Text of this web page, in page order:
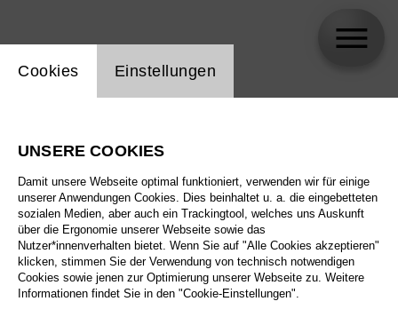
Biographie
Spielplan
Einstellung Website Cookie
Cookies Einstellungen
UNSERE COOKIES
Damit unsere Webseite optimal funktioniert, verwenden wir für einige
unserer Anwendungen Cookies. Dies beinhaltet u. a. die eingebetteten
sozialen Medien, aber auch ein Trackingtool, welches uns Auskunft
über die Ergonomie unserer Webseite sowie das
Nutzer*innenverhalten bietet. Wenn Sie auf "Alle Cookies akzeptieren"
klicken, stimmen Sie der Verwendung von technisch notwendigen
Cookies sowie jenen zur Optimierung unserer Webseite zu. Weitere
Informationen findet Sie in den "Cookie-Einstellungen".